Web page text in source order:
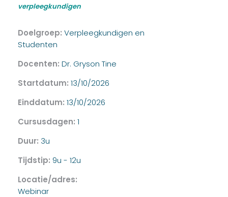
verpleegkundigen
Doelgroep: Verpleegkundigen en
Studenten
Docenten: Dr. Gryson Tine
Startdatum: 13/10/2026
Einddatum: 13/10/2026
Cursusdagen: 1
Duur: 3u
Tijdstip: 9u - 12u
Locatie/adres:
Webinar